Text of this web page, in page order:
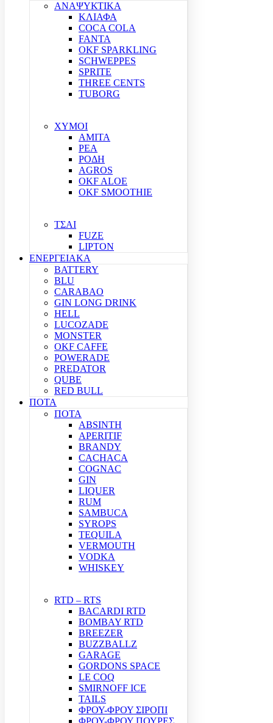
ΑΝΑΨΥΚΤΙΚΑ
ΚΛΙΑΦΑ
COCA COLA
FANTA
OKF SPARKLING
SCHWEPPES
SPRITE
THREE CENTS
TUBORG
ΧΥΜΟΙ
ΑΜΙΤΑ
ΡΕΑ
ΡΟΔΗ
AGROS
OKF ALOE
OKF SMOOTHIE
ΤΣΑΙ
FUZE
LIPTON
ΕΝΕΡΓΕΙΑΚΑ
BATTERY
BLU
CARABAO
GIN LONG DRINK
HELL
LUCOZADE
MONSTER
OKF CAFFE
POWERADE
PREDATOR
QUBE
RED BULL
ΠΟΤΑ
ΠΟΤΑ
ABSINTH
APERITIF
BRANDY
CACHACA
COGNAC
GIN
LIQUER
RUM
SAMBUCA
SYROPS
TEQUILA
VERMOUTH
VODKA
WHISKEY
RTD – RTS
BACARDI RTD
BOMBAY RTD
BREEZER
BUZZBALLZ
GARAGE
GORDONS SPACE
LE COQ
SMIRNOFF ICE
TAILS
ΦΡΟΥ-ΦΡΟΥ ΣΙΡΟΠΙ
ΦΡΟΥ-ΦΡΟΥ ΠΟΥΡΕΣ